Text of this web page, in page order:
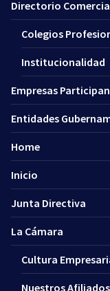
Directorio
Colegios
Institucionalidad
Empresas
Entidades
Home
Inicio
Junta Directiva
La Cámara
Cultura
Nuestros Afiliados